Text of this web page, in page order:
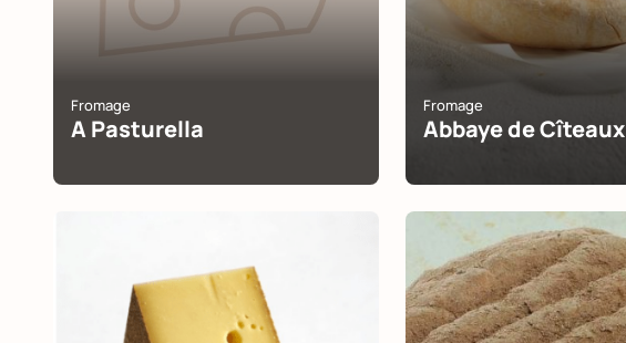
Fromage
A Pasturella
Fromage
Abbaye de Cîteaux